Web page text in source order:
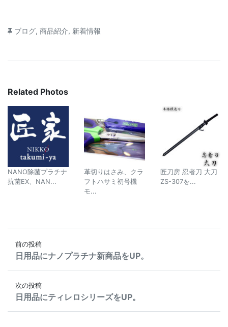
ブログ, 商品紹介, 新着情報
Related Photos
NANO除菌プラチナ
抗菌EX、NAN...
革切りはさみ、クラ
フトハサミ初号機
モ...
匠刀房 忍者刀 大刀
ZS-307を...
投稿ナビゲーション
前の投稿
日用品にナノプラチナ新商品をUP。
次の投稿
日用品にティレロシリーズをUP。